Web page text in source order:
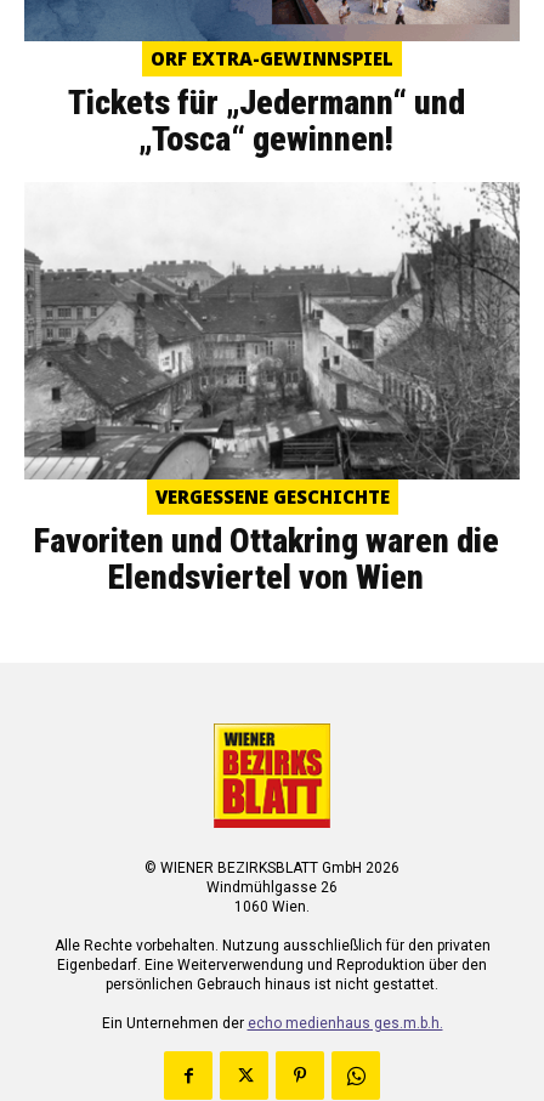
ORF EXTRA-GEWINNSPIEL
Tickets für „Jedermann“ und
„Tosca“ gewinnen!
VERGESSENE GESCHICHTE
Favoriten und Ottakring waren die
Elendsviertel von Wien
© WIENER BEZIRKSBLATT GmbH 2026
Windmühlgasse 26
1060 Wien.
Alle Rechte vorbehalten. Nutzung ausschließlich für den privaten
Eigenbedarf. Eine Weiterverwendung und Reproduktion über den
persönlichen Gebrauch hinaus ist nicht gestattet.
Ein Unternehmen der echo medienhaus ges.m.b.h.